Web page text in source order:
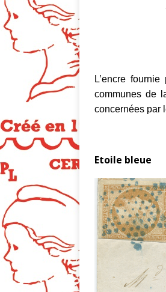
L’encre
communes de
concernées par
Etoile bleue